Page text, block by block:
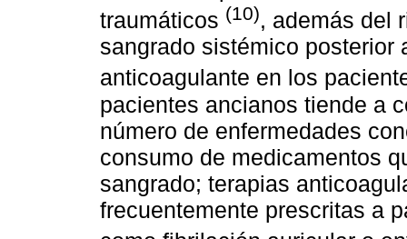
traumáticos (10), además del
sangrado sistémico posterior
anticoagulante en los
pacientes ancianos tiende a
número de enfermedades
consumo de medicamentos
sangrado; terapias
frecuentemente prescritas a